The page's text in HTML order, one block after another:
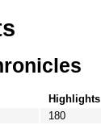
Highlights
180